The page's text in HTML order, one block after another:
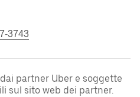
3743
partner Uber e soggette
sul sito web dei partner.